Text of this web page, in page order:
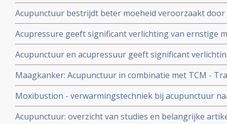
gepl
geeft beter effect op tegengaan en voorkomen van
kankerpatiënten met gynaecologische kanker die een
infuus
Acupunctuur bestrijdt beter moeheid veroorzaakt
acupressuur, hoewel ook deze verbeteringen gaven te
Acupressure geeft significant verlichting van ernstige
vergevorderde nierkanker. Artikel geplaatst februari
Acupunctuur en acupressuur geeft significant
moeheid veroorzaakt door chemokuren bij
Maagkanker: Acupunctuur in combinatie met TCM -
(kruiden) vermindert bijwerkingen en bevordert
maagkanker.
Moxibustion - verwarmingstechniek bij acupunctuur
vermindert significant bijwerkingen en vergroot 5
neuskeelkankerpatiënten van 35,7 naar 50 procent
Acupunctuur: overzicht van studies en belangrijke